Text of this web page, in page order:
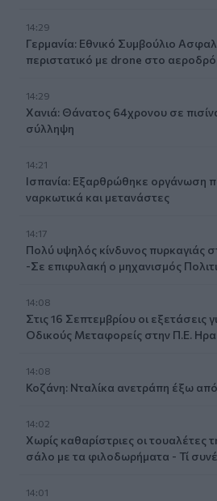
14:29
Γερμανία: Εθνικό Συμβούλιο
περιστατικό με drone στο
14:29
Χανιά: Θάνατος 64χρονου σε
σύλληψη
14:21
Ισπανία: Εξαρθρώθηκε οργάνωση
ναρκωτικά και μετανάστες
14:17
Πολύ υψηλός κίνδυνος πυρκαγιάς
-Σε επιφυλακή ο μηχανισμός
14:08
Στις 16 Σεπτεμβρίου οι εξετάσεις
Οδικούς Μεταφορείς στην Π.Ε.
14:08
Κοζάνη: Νταλίκα ανετράπη έξω
14:02
Χωρίς καθαρίστριες οι τουαλέτες
σάλο με τα φιλοδωρήματα - Τί
14:01